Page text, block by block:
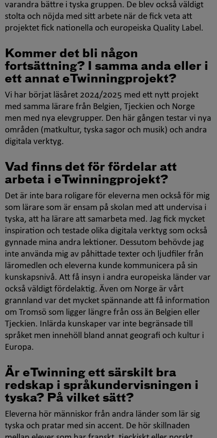
varandra bättre i tyska gruppen. De blev också väldigt
stolta och nöjda med sitt arbete när de fick veta att
projektet fick nationella och europeiska Quality Label.
Kommer det bli någon
fortsättning? I samma anda eller i
ett annat eTwinningprojekt?
Vi har börjat läsåret 2024/2025 med ett nytt projekt
med samma lärare från Belgien, Tjeckien och Norge
men med nya elevgrupper. Den här gången testar vi nya
områden (matkultur, tyska sagor och musik) och andra
digitala verktyg.
Vad finns det för fördelar att
arbeta i eTwinningprojekt?
Det är inte bara roligare för eleverna men också för mig
som lärare som är ensam på skolan med att undervisa i
tyska, att ha lärare att samarbeta med. Jag fick mycket
inspiration och testade olika digitala verktyg som också
gynnade mina andra lektioner. Dessutom behövde jag
inte använda mig av påhittade texter och ljudfiler från
läromedlen och eleverna kunde kommunicera på sin
kunskapsnivå. Att få insyn i andra europeiska länder var
också väldigt fördelaktig. Även om Norge är vårt
grannland var det mycket spännande att få information
om Tromsö som ligger längre från oss än Belgien eller
Tjeckien. Inlärda kunskaper var inte begränsade till
språket men innehöll bland annat geografi och kultur i
Europa.
Är eTwinning ett särskilt bra
redskap i språkundervisningen i
tyska? På vilket sätt?
Eleverna hör människor från andra länder som lär sig
tyska och pratar med sin accent. De hör skillnaden